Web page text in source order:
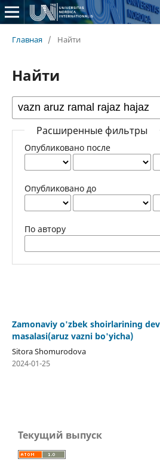
Главная / Найти
Найти
Расширенные фильтры
Опубликовано после
Опубликовано до
По автору
Zamonaviy o'zbek shoirlarining
masalasi(aruz vazni bo'yicha)
Sitora Shomurodova
2024-01-25
Текущий выпуск